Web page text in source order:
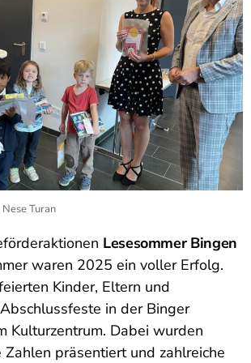
Turan
Lesesommer Bingen
waren 2025 ein voller Erfolg.
Kinder, Eltern und
in der Binger
Kulturzentrum. Dabei wurden
Zahlen präsentiert und zahlreiche